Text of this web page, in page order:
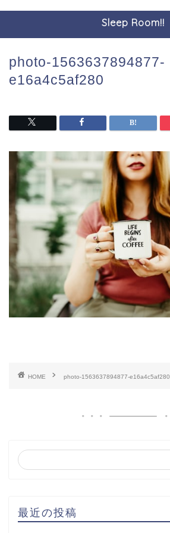
Sleep Room!!
photo-1563637894877-
e16a4c5af280
HOME photo-1563637894877-e16a4c5af280
最近の投稿